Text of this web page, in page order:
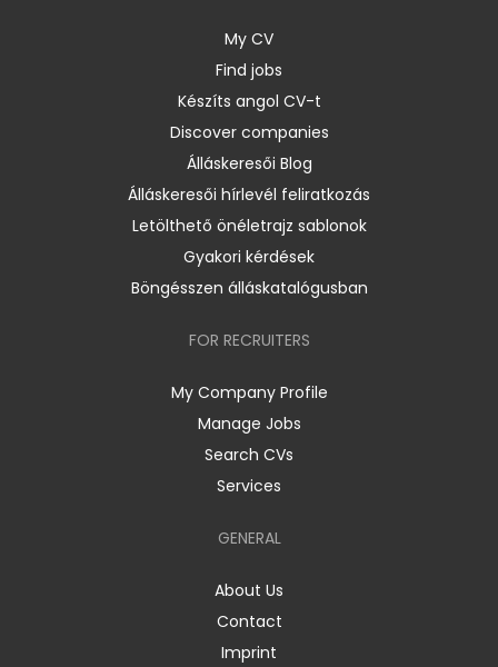
My CV
Find jobs
Készíts angol CV-t
Discover companies
Álláskeresői Blog
Álláskeresői hírlevél feliratkozás
Letölthető önéletrajz sablonok
Gyakori kérdések
Böngésszen álláskatalógusban
FOR RECRUITERS
My Company Profile
Manage Jobs
Search CVs
Services
GENERAL
About Us
Contact
Imprint